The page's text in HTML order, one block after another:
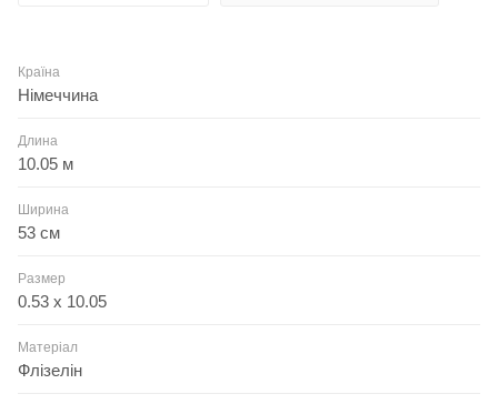
Країна
Німеччина
Длина
10.05 м
Ширина
53 см
Размер
0.53 x 10.05
Матеріал
Флізелін